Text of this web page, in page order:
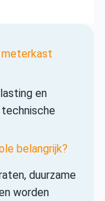
en
belangrijk?
duurzame
worden